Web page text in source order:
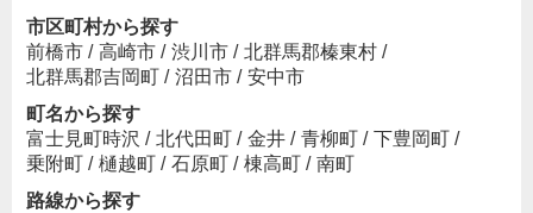
市区町村から探す
前橋市 / 高崎市 / 渋川市 / 北群馬郡榛東村 /
北群馬郡吉岡町 / 沼田市 / 安中市
町名から探す
富士見町時沢 / 北代田町 / 金井 / 青柳町 / 下豊岡町 /
乗附町 / 樋越町 / 石原町 / 棟高町 / 南町
路線から探す